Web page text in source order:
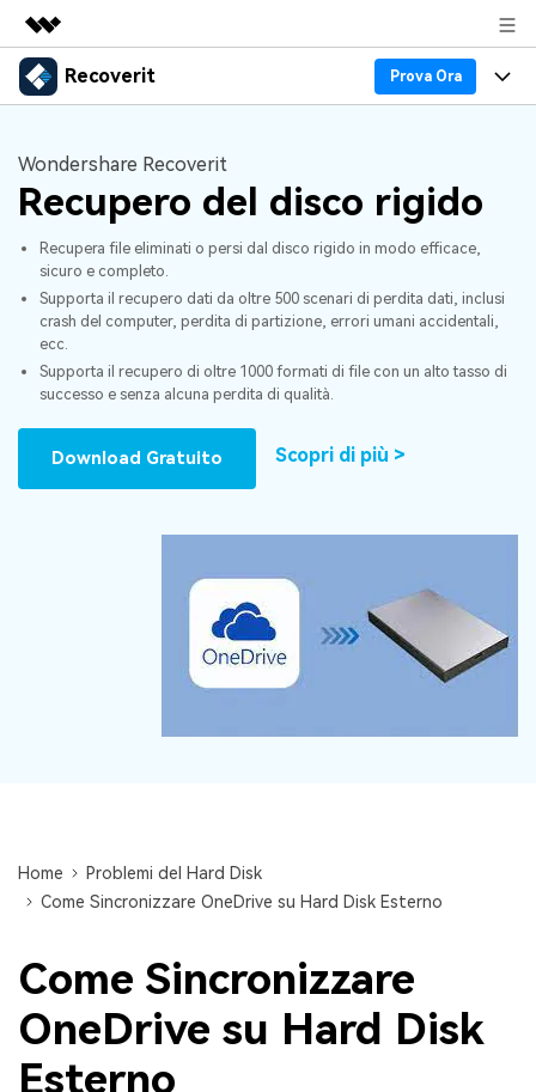
Prodotti in evidenza
Utilità
Panoramica
Soluzione
Chi siamo
Sala stampa
Negozio
Supporto
Recoverit Prova Ora
Recupero Dati
Backup Dati
Riparazione Dati
Funzionalità
Recover file Media
Recover Document Files
Recover From Devices
Controlla tutte le caratteristiche
Blog
Problemi dei File
Problemi del Computer
TROVA ALTRE SOLUZIONI
Supporto
Supporto
Novità
Guida
50% OFF!
Wondershare Recoverit
Recupero del disco rigido
Recupera file eliminati o persi dal disco rigido in modo efficace,
sicuro e completo.
Supporta il recupero dati da oltre 500 scenari di perdita dati, inclusi
crash del computer, perdita di partizione, errori umani accidentali,
ecc.
Supporta il recupero di oltre 1000 formati di file con un alto tasso di
successo e senza alcuna perdita di qualità.
Download Gratuito Scopri di più >
Home
Problemi del Hard Disk
Come Sincronizzare OneDrive su Hard Disk Esterno
Come Sincronizzare
OneDrive su Hard Disk
Esterno